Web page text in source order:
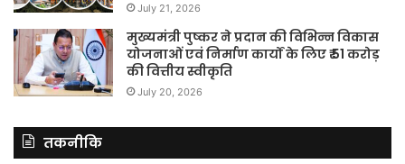
July 21, 2026
मुख्यमंत्री पुष्कर ने प्रदान की विभिन्न विकास
योजनाओं एवं निर्माण कार्यों के लिए ₹ 51 करोड़
की वित्तीय स्वीकृति
July 20, 2026
तकनीकि